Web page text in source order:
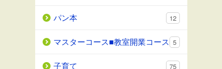
パン本 12
マスターコース■教室開業コース 5
子育て 75